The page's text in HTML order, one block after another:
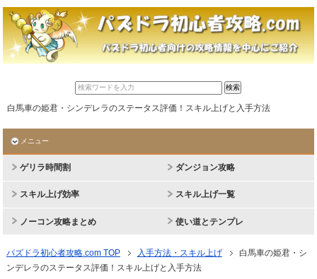
白馬車の姫君・シンデレラのステータス評価！スキル上げと入手方法
メニュー
ゲリラ時間割 ダンジョン攻略
スキル上げ効率 スキル上げ一覧
ノーコン攻略まとめ 使い道とテンプレ
パズドラ初心者攻略.com TOP 入手方法・スキル上げ
白馬車の姫君・シ
ンデレラのステータス評価！スキル上げと入手方法